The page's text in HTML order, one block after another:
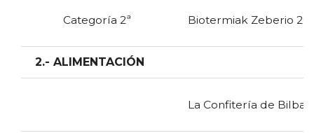
Categoría 2ª Biotermiak Zeberio
2.- ALIMENTACIÓN
La Confitería de Bilbao,